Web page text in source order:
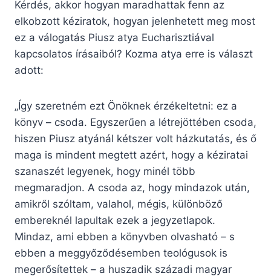
Kérdés, akkor hogyan maradhattak fenn az
elkobzott kéziratok, hogyan jelenhetett meg most
ez a válogatás Piusz atya Eucharisztiával
kapcsolatos írásaiból? Kozma atya erre is választ
adott:
„Így szeretném ezt Önöknek érzékeltetni: ez a
könyv – csoda. Egyszerűen a létrejöttében csoda,
hiszen Piusz atyánál kétszer volt házkutatás, és ő
maga is mindent megtett azért, hogy a kéziratai
szanaszét legyenek, hogy minél több
megmaradjon. A csoda az, hogy mindazok után,
amikről szóltam, valahol, mégis, különböző
embereknél lapultak ezek a jegyzetlapok.
Mindaz, ami ebben a könyvben olvasható – s
ebben a meggyőződésemben teológusok is
megerősítettek – a huszadik századi magyar